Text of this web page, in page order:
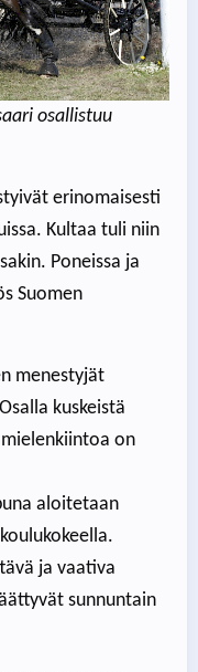
osallistuu
erinomaisesti
Kultaa tuli niin
Poneissa ja
Suomen
menestyjät
kuskeistä
on
aloitetaan
ja vaativa
sunnuntain